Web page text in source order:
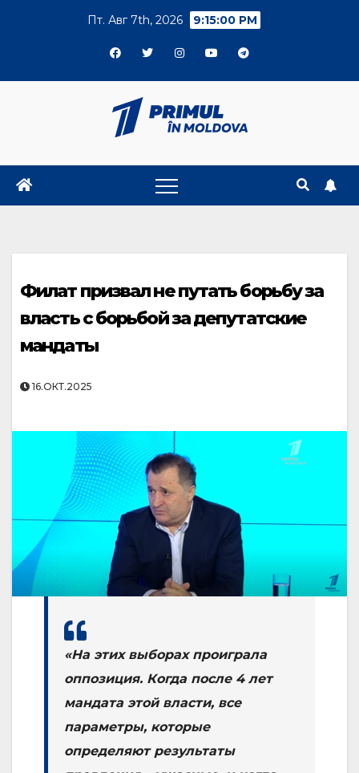
Пт. Авг 7th, 2026 9:15:00 PM
Филат призвал не путать борьбу за
власть с борьбой за депутатские
мандаты
16.ОКТ.2025
«На этих выборах проиграла
оппозиция. Когда после 4 лет
мандата этой власти, все
параметры, которые
определяют результаты